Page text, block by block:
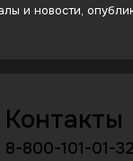
и новости,
Контакты
8-800-101-01-32